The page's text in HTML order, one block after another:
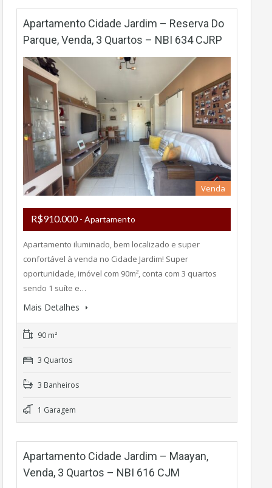
Apartamento Cidade Jardim – Reserva Do
Parque, Venda, 3 Quartos – NBI 634 CJRP
Venda
R$910.000- Apartamento
Apartamento iluminado, bem localizado e super
confortável à venda no Cidade Jardim! Super
oportunidade, imóvel com 90m², conta com 3 quartos
sendo 1 suíte e…
Mais Detalhes
90 m²
3 Quartos
3 Banheiros
1 Garagem
Apartamento Cidade Jardim – Maayan,
Venda, 3 Quartos – NBI 616 CJM